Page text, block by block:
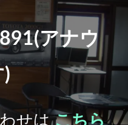
アナウ
せはこちら